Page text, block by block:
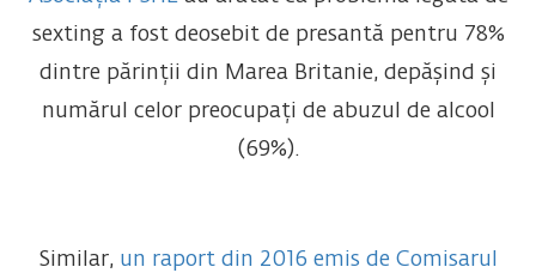
sexting a fost deosebit de presantă pentru 78%
dintre părinții din Marea Britanie, depășind și
numărul celor preocupați de abuzul de alcool
(69%).
Similar, un raport din 2016 emis de Comisarul